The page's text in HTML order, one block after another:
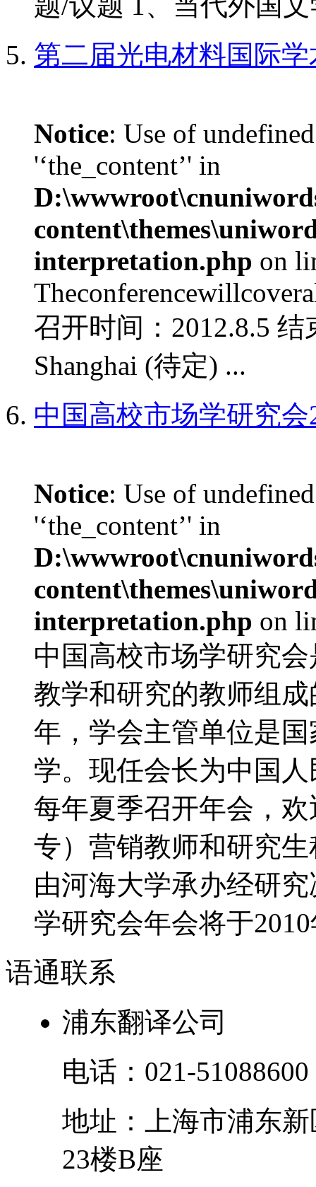
第二届光电材料国际
Notice: Use of
'‘the_content’' in
interpretation.php on
召开时间：2012.8.5
Shanghai (待定) ...
中国高校市场学研究会
Notice: Use of
'‘the_content’' in
interpretation.php on
中国高校市场学研究
教学和研究的教师组
年，学会主管单位是
学。现任会长为中国
每年夏季召开年会，
专）营销教师和研究
由河海大学承办经研
学研究会年会将于
语通联系
浦东翻译公司
电话： 021-51088600
地址：
上海市浦东新
23楼B座